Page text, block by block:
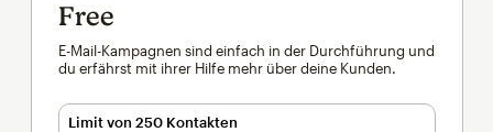
Free
E-Mail-Kampagnen sind einfach in der Durchführung und
du erfährst mit ihrer Hilfe mehr über deine Kunden.
Limit von 250 Kontakten